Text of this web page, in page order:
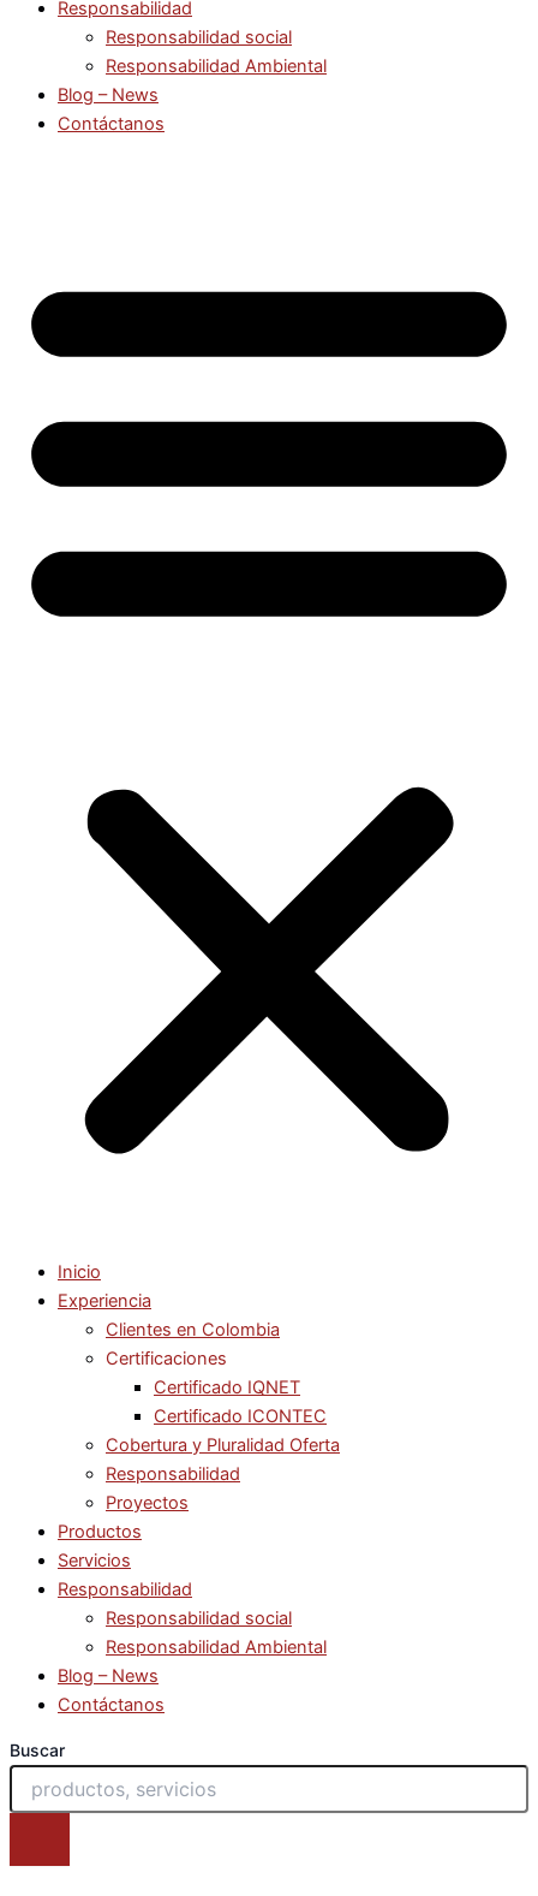
Responsabilidad
Responsabilidad social
Responsabilidad Ambiental
Blog – News
Contáctanos
Inicio
Experiencia
Clientes en Colombia
Certificaciones
Certificado IQNET
Certificado ICONTEC
Cobertura y Pluralidad Oferta
Responsabilidad
Proyectos
Productos
Servicios
Responsabilidad
Responsabilidad social
Responsabilidad Ambiental
Blog – News
Contáctanos
Buscar